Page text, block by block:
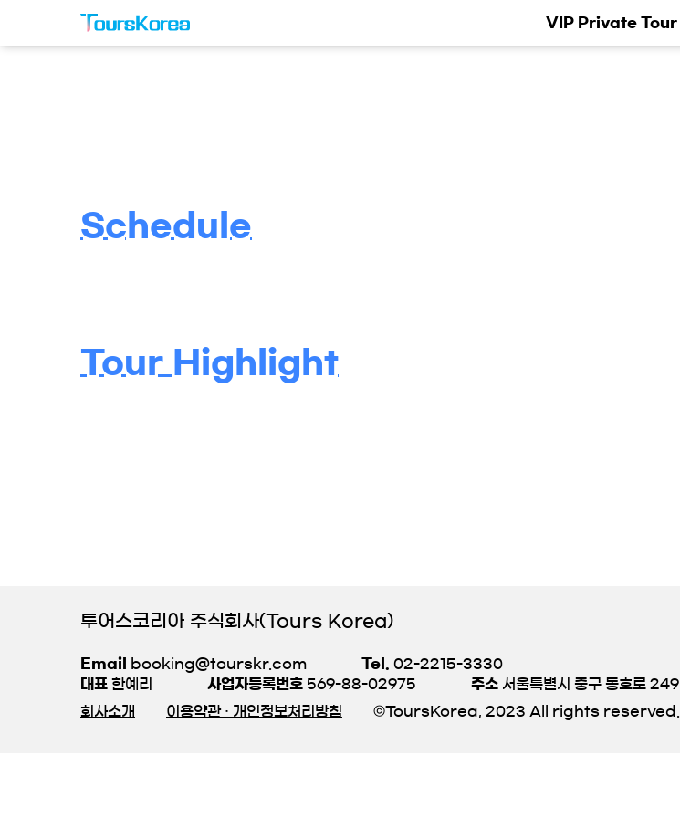
VIP Private Tour
Schedule
Tour Highlight
투어스코리아 주식회사(Tours Korea)
Email booking@tourskr.com Tel.
02-2215-3330
대표 한예리 사업자등록번호 569-88-02975 주소 서울특별시 중구 동호로
회사소개
이용약관 · 개인정보처리방침 ©ToursKorea, 2023 All rights reserved.